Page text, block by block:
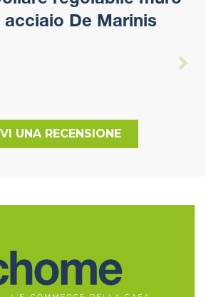
acciaio De Marinis
UNA RECENSIONE